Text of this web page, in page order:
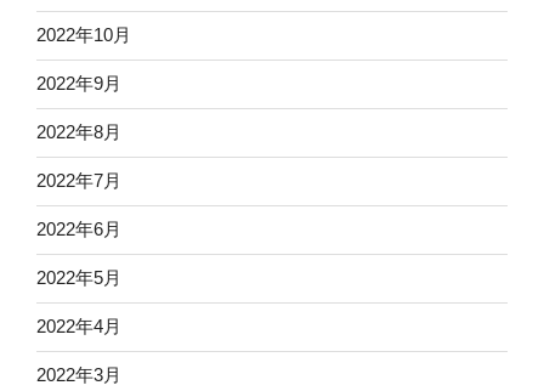
2022年10月
2022年9月
2022年8月
2022年7月
2022年6月
2022年5月
2022年4月
2022年3月